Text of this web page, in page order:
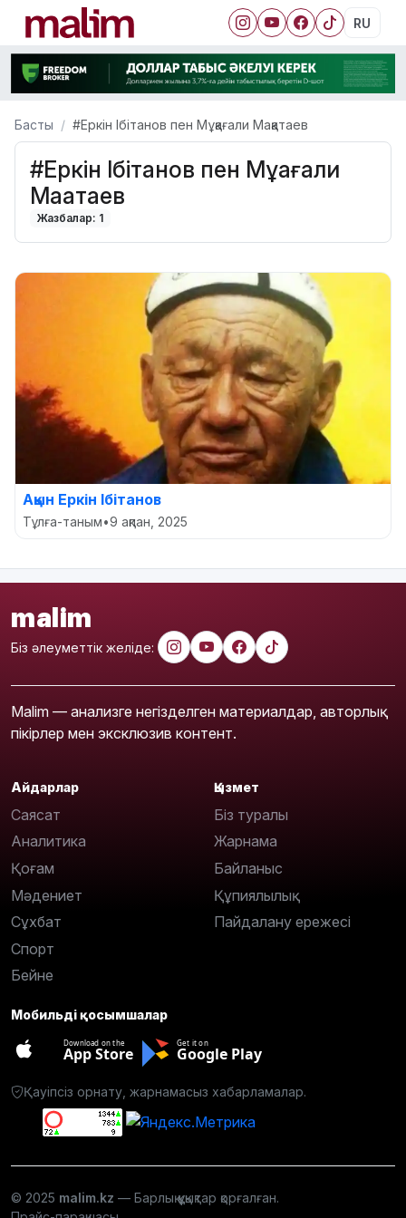
RU
Басты #Еркін Ібітанов пен Мұқағали Мақатаев
#Еркін Ібітанов пен Мұқағали
Мақатаев
Жазбалар: 1
Ақын Еркін Ібітанов
Тұлға-таным•9 ақпан, 2025
malim
Біз әлеуметтік желіде:
Malim — анализге негізделген материалдар, авторлық
пікірлер мен эксклюзив контент.
Айдарлар
Саясат
Аналитика
Қоғам
Мәдениет
Сұхбат
Спорт
Бейне
Қызмет
Біз туралы
Жарнама
Байланыс
Құпиялылық
Пайдалану ережесі
Мобильді қосымшалар
Download on the
App Store
Get it on
Google Play
Қауіпсіз орнату, жарнамасыз хабарламалар.
© 2025 malim.kz — Барлық құқықтар қорғалған.